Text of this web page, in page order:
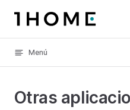
Skip to content
Menú
Otras